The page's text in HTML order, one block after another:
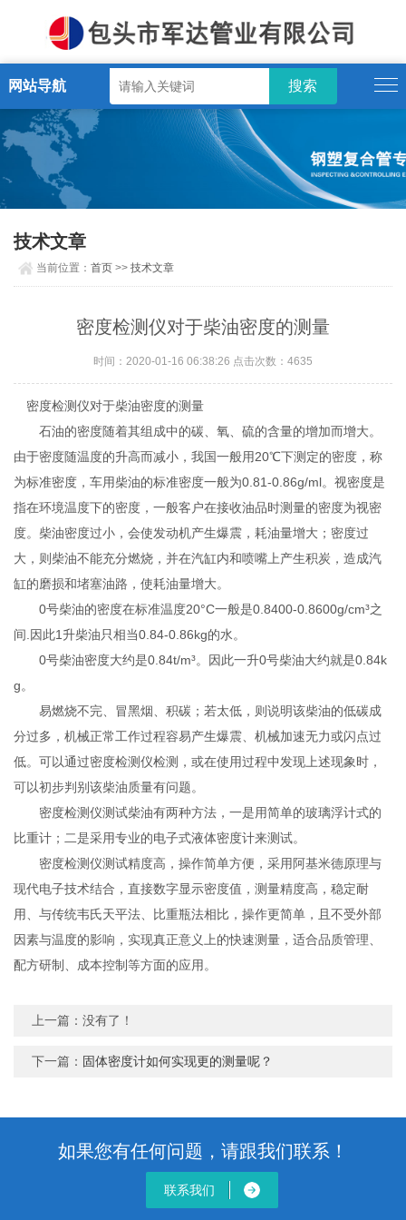
网站导航
技术文章
当前位置：首页 >>技术文章
密度检测仪对于柴油密度的测量
时间：2020-01-16 06:38:26 点击次数：4635
密度检测仪对于柴油密度的测量
石油的密度随着其组成中的碳、氧、硫的含量的增加而增大。
由于密度随温度的升高而减小，我国一般用20℃下测定的密度，称
为标准密度，车用柴油的标准密度一般为0.81-0.86g/ml。视密度是
指在环境温度下的密度，一般客户在接收油品时测量的密度为视密
度。柴油密度过小，会使发动机产生爆震，耗油量增大；密度过
大，则柴油不能充分燃烧，并在汽缸内和喷嘴上产生积炭，造成汽
缸的磨损和堵塞油路，使耗油量增大。
0号柴油的密度在标准温度20°C一般是0.8400-0.8600g/cm³之
间.因此1升柴油只相当0.84-0.86kg的水。
0号柴油密度大约是0.84t/m³。因此一升0号柴油大约就是0.84k
g。
易燃烧不完、冒黑烟、积碳；若太低，则说明该柴油的低碳成
分过多，机械正常工作过程容易产生爆震、机械加速无力或闪点过
低。可以通过密度检测仪检测，或在使用过程中发现上述现象时，
可以初步判别该柴油质量有问题。
密度检测仪测试柴油有两种方法，一是用简单的玻璃浮计式的
比重计；二是采用专业的电子式液体密度计来测试。
密度检测仪测试精度高，操作简单方便，采用阿基米德原理与
现代电子技术结合，直接数字显示密度值，测量精度高，稳定耐
用、与传统韦氏天平法、比重瓶法相比，操作更简单，且不受外部
因素与温度的影响，实现真正意义上的快速测量，适合品质管理、
配方研制、成本控制等方面的应用。
上一篇：没有了！
下一篇： 固体密度计如何实现更的测量呢？
如果您有任何问题，请跟我们联系！
联系我们